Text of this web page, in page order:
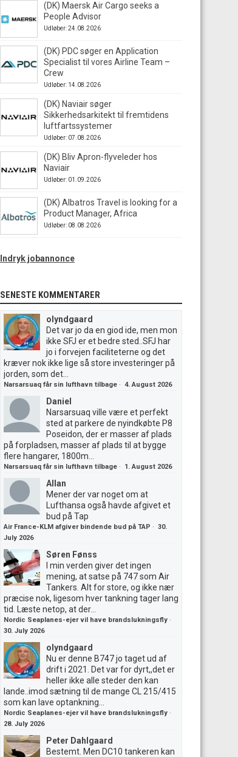
(DK) Maersk Air Cargo seeks a
People Advisor
Udløber: 24.08.2026
(DK) PDC søger en Application
Specialist til vores Airline Team –
Crew
Udløber: 14.08.2026
(DK) Naviair søger
Sikkerhedsarkitekt til fremtidens
luftfartssystemer
Udløber: 07.08.2026
(DK) Bliv Apron-flyveleder hos
Naviair
Udløber: 01.09.2026
(DK) Albatros Travel is looking for a
Product Manager, Africa
Udløber: 08.08.2026
Indryk jobannonce
SENESTE KOMMENTARER
olyndgaard
Det var jo da en giod ide, men mon
ikke SFJ er et bedre sted..SFJ har
jo i forvejen faciliteterne og det
kræver nok ikke lige så store investeringer på
jorden, som det...
Narsarsuaq får sin lufthavn tilbage · 4. August 2026
Daniel
Narsarsuaq ville være et perfekt
sted at parkere de nyindkøbte P8
Poseidon, der er masser af plads
på forpladsen, masser af plads til at bygge
flere hangarer, 1800m...
Narsarsuaq får sin lufthavn tilbage · 1. August 2026
Allan
Mener der var noget om at
Lufthansa også havde afgivet et
bud på Tap
Air France-KLM afgiver bindende bud på TAP · 30.
July 2026
Søren Fønss
I min verden giver det ingen
mening, at satse på 747 som Air
Tankers. Alt for store, og ikke nær
præcise nok, ligesom hver tankning tager lang
tid. Læste netop, at der...
Nordic Seaplanes-ejer vil have brandslukningsfly ·
30. July 2026
olyndgaard
Nu er denne B747 jo taget ud af
drift i 2021. Det var for dyrt,,det er
heller ikke alle steder den kan
lande..imod sætning til de mange CL 215/415
som kan lave optankning...
Nordic Seaplanes-ejer vil have brandslukningsfly ·
28. July 2026
Peter Dahlgaard
Bestemt. Men DC10 tankeren kan